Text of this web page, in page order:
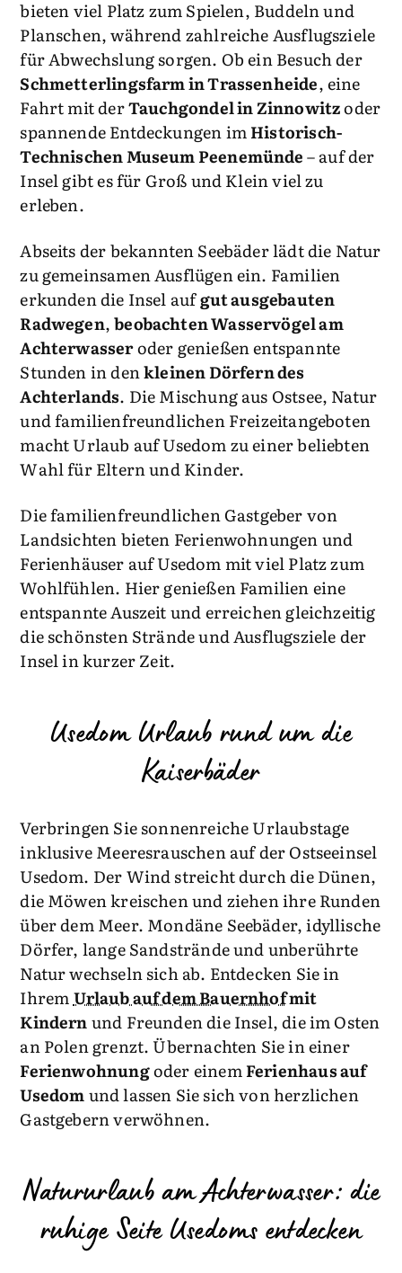
bieten viel Platz zum Spielen, Buddeln und
Planschen, während zahlreiche Ausflugsziele
für Abwechslung sorgen. Ob ein Besuch der
Schmetterlingsfarm in Trassenheide, eine
Fahrt mit derTauchgondel in Zinnowitzoder
spannende Entdeckungen imHistorisch-
Technischen Museum Peenemünde– auf der
Insel gibt es für Groß und Klein viel zu
erleben.
Abseits der bekannten Seebäder lädt die Natur
zu gemeinsamen Ausflügen ein. Familien
erkunden die Insel aufgut ausgebauten
Radwegen,beobachten Wasservögel am
Achterwasseroder genießen entspannte
Stunden in denkleinen Dörfern des
Achterlands. Die Mischung aus Ostsee, Natur
und familienfreundlichen Freizeitangeboten
macht Urlaub auf Usedom zu einer beliebten
Wahl für Eltern und Kinder.
Die familienfreundlichen Gastgeber von
Landsichten bieten Ferienwohnungen und
Ferienhäuser auf Usedom mit viel Platz zum
Wohlfühlen. Hier genießen Familien eine
entspannte Auszeit und erreichen gleichzeitig
die schönsten Strände und Ausflugsziele der
Insel in kurzer Zeit.
Usedom Urlaub rund um die
Kaiserbäder
Verbringen Sie sonnenreiche Urlaubstage
inklusive Meeresrauschen auf der Ostseeinsel
Usedom. Der Wind streicht durch die Dünen,
die Möwen kreischen und ziehen ihre Runden
über dem Meer. Mondäne Seebäder, idyllische
Dörfer, lange Sandstrände und unberührte
Natur wechseln sich ab. Entdecken Sie in
IhremUrlaub auf dem Bauernhofmit
Kindernund Freunden die Insel, die im Osten
an Polen grenzt. Übernachten Sie in einer
Ferienwohnungoder einemFerienhaus auf
Usedomund lassen Sie sich von herzlichen
Gastgebern verwöhnen.
Natururlaub am Achterwasser: die
ruhige Seite Usedoms entdecken